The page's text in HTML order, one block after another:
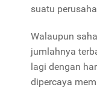
suatu
Walaupun
jumlahnya
lagi dengan
dipercaya